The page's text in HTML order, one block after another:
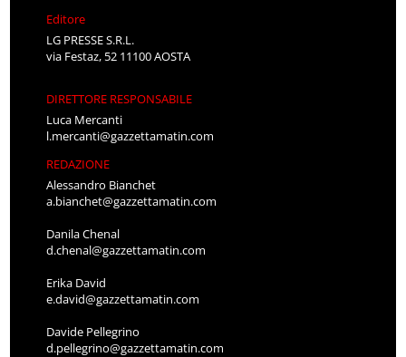
Editore
LG PRESSE S.R.L.
via Festaz, 52 11100 AOSTA
DIRETTORE RESPONSABILE
Luca Mercanti
l.mercanti@gazzettamatin.com
REDAZIONE
Alessandro Bianchet
a.bianchet@gazzettamatin.com
Danila Chenal
d.chenal@gazzettamatin.com
Erika David
e.david@gazzettamatin.com
Davide Pellegrino
d.pellegrino@gazzettamatin.com